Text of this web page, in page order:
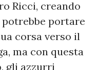
Ricci, creando
portare
corsa verso il
ma con questa
gli azzurri